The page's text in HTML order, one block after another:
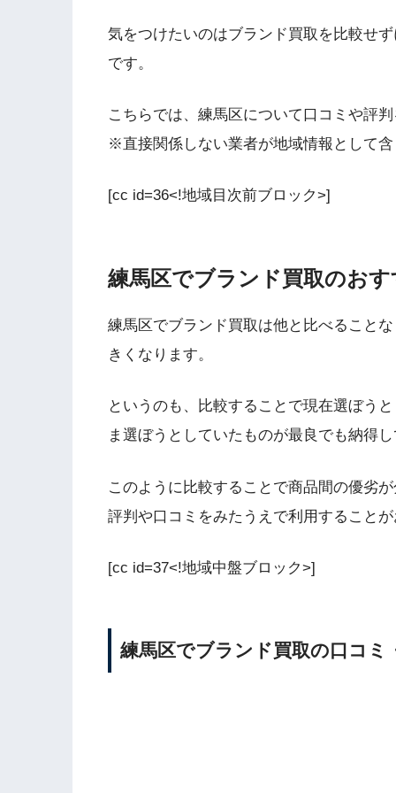
気をつけたいのはブランド買取を比較せ
です。
こちらでは、練馬区について口コミや評
※直接関係しない業者が地域情報として
[cc id=36<!地域目次前ブロック>]
練馬区でブランド買取のお
練馬区でブランド買取は他と比べること
きくなります。
というのも、比較することで現在選ぼう
ま選ぼうとしていたものが最良でも納得
このように比較することで商品間の優劣
評判や口コミをみたうえで利用すること
[cc id=37<!地域中盤ブロック>]
練馬区でブランド買取の口コミ